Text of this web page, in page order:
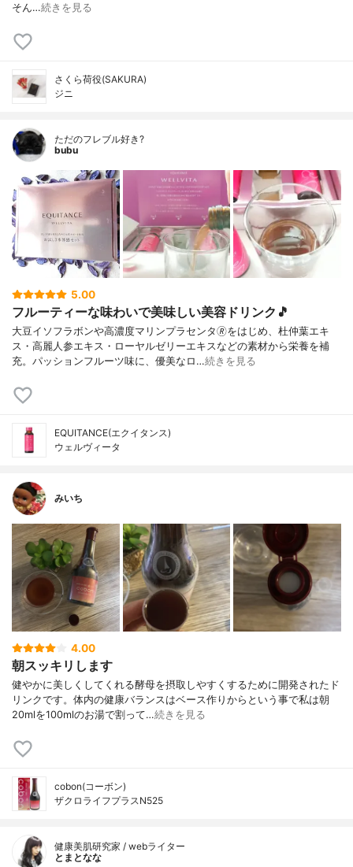
そん…続きを見る
さくら荷役(SAKURA)
ジニ
ただのフレブル好き?
bubu
5.00
フルーティーな味わいで美味しい美容ドリンク🎵
大豆イソフラボンや高濃度マリンプラセンタ🄬をはじめ、杜仲葉エキ
ス・高麗人参エキス・ローヤルゼリーエキスなどの素材から栄養を補
充。パッションフルーツ味に、優美なロ…続きを見る
EQUITANCE(エクイタンス)
ウェルヴィータ
みいち
4.00
朝スッキリします
健やかに美しくしてくれる酵母を摂取しやすくするために開発されたド
リンクです。体内の健康バランスはベース作りからという事で私は朝
20mlを100mlのお湯で割って…続きを見る
cobon(コーボン)
ザクロライフプラスN525
健康美肌研究家 / webライター
とまとなな